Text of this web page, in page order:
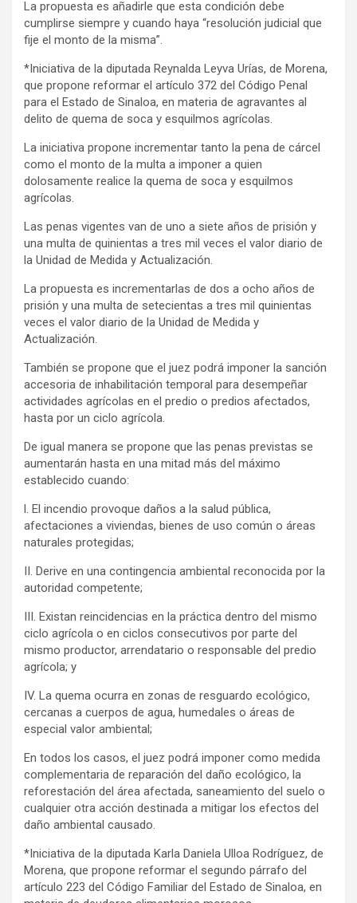
La propuesta es añadirle que esta condición debe
cumplirse siempre y cuando haya “resolución judicial que
fije el monto de la misma”.
*Iniciativa de la diputada Reynalda Leyva Urías, de Morena,
que propone reformar el artículo 372 del Código Penal
para el Estado de Sinaloa, en materia de agravantes al
delito de quema de soca y esquilmos agrícolas.
La iniciativa propone incrementar tanto la pena de cárcel
como el monto de la multa a imponer a quien
dolosamente realice la quema de soca y esquilmos
agrícolas.
Las penas vigentes van de uno a siete años de prisión y
una multa de quinientas a tres mil veces el valor diario de
la Unidad de Medida y Actualización.
La propuesta es incrementarlas de dos a ocho años de
prisión y una multa de setecientas a tres mil quinientas
veces el valor diario de la Unidad de Medida y
Actualización.
También se propone que el juez podrá imponer la sanción
accesoria de inhabilitación temporal para desempeñar
actividades agrícolas en el predio o predios afectados,
hasta por un ciclo agrícola.
De igual manera se propone que las penas previstas se
aumentarán hasta en una mitad más del máximo
establecido cuando:
l. El incendio provoque daños a la salud pública,
afectaciones a viviendas, bienes de uso común o áreas
naturales protegidas;
II. Derive en una contingencia ambiental reconocida por la
autoridad competente;
III. Existan reincidencias en la práctica dentro del mismo
ciclo agrícola o en ciclos consecutivos por parte del
mismo productor, arrendatario o responsable del predio
agrícola; y
IV. La quema ocurra en zonas de resguardo ecológico,
cercanas a cuerpos de agua, humedales o áreas de
especial valor ambiental;
En todos los casos, el juez podrá imponer como medida
complementaria de reparación del daño ecológico, la
reforestación del área afectada, saneamiento del suelo o
cualquier otra acción destinada a mitigar los efectos del
daño ambiental causado.
*Iniciativa de la diputada Karla Daniela Ulloa Rodríguez, de
Morena, que propone reformar el segundo párrafo del
artículo 223 del Código Familiar del Estado de Sinaloa, en